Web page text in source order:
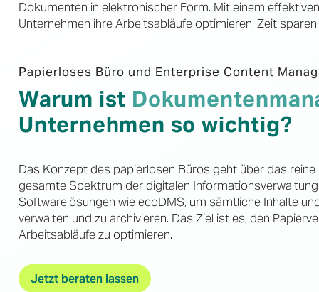
Dokumenten in elektronischer Form. Mit einem
Unternehmen ihre Arbeitsabläufe optimieren, Zeit
Papierloses Büro und Enterprise Content
Warum ist
Unternehmen so wichtig?
Das Konzept des papierlosen Büros geht über das
gesamte Spektrum der digitalen
Softwarelösungen wie ecoDMS, um sämtliche Inhalte
verwalten und zu archivieren. Das Ziel ist es, den
Arbeitsabläufe zu optimieren.
Jetzt beraten lassen